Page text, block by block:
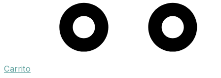
Carrito